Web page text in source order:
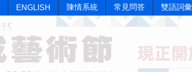
ENGLISH 陳情系統 常見問答 雙語詞彙